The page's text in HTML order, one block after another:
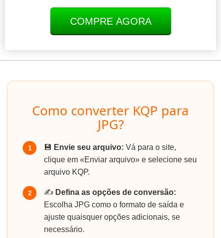
COMPRE AGORA
Como converter KQP para
JPG?
1 💾 Envie seu arquivo: Vá para o site,
clique em «Enviar arquivo» e selecione seu
arquivo KQP.
2 ✍️ Defina as opções de conversão:
Escolha JPG como o formato de saída e
ajuste quaisquer opções adicionais, se
necessário.